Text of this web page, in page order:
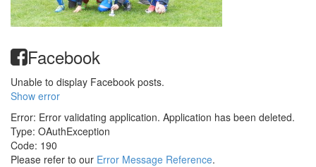
Facebook
Unable to display Facebook posts.
Show error
Error: Error validating application. Application has been deleted.
Type: OAuthException
Code: 190
Please refer to our Error Message Reference.